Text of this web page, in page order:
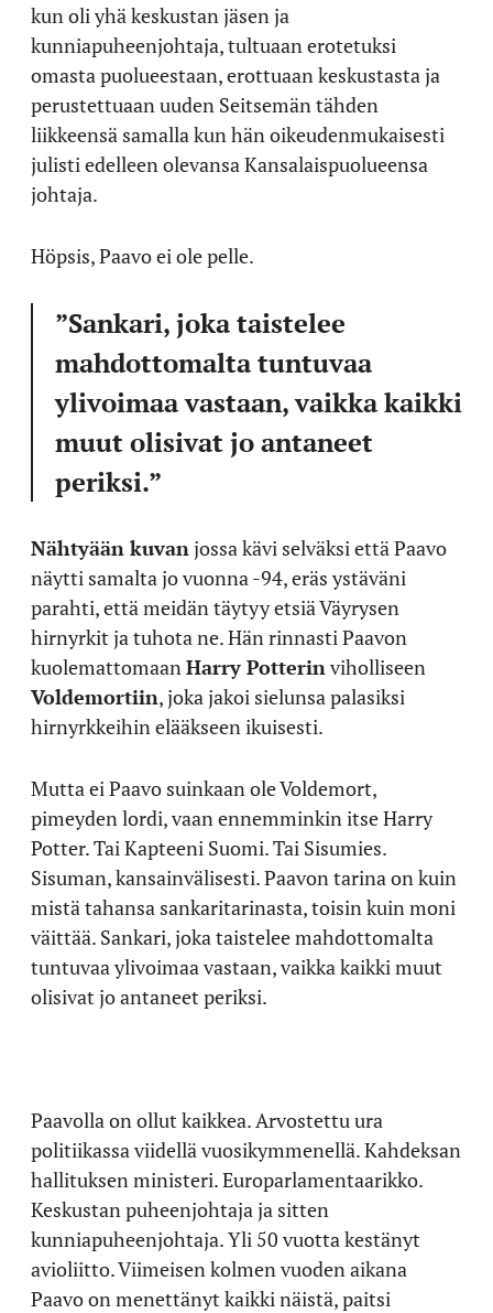
kun oli yhä keskustan jäsen ja
kunniapuheenjohtaja, tultuaan erotetuksi
omasta puolueestaan, erottuaan keskustasta ja
perustettuaan uuden Seitsemän tähden
liikkeensä samalla kun hän oikeudenmukaisesti
julisti edelleen olevansa Kansalaispuolueensa
johtaja.
Höpsis, Paavo ei ole pelle.
”Sankari, joka taistelee
mahdottomalta tuntuvaa
ylivoimaa vastaan, vaikka kaikki
muut olisivat jo antaneet
periksi.”
Nähtyään kuvanjossa kävi selväksi että Paavo
näytti samalta jo vuonna -94, eräs ystäväni
parahti, että meidän täytyy etsiä Väyrysen
hirnyrkit ja tuhota ne. Hän rinnasti Paavon
kuolemattomaanHarry Potterinviholliseen
Voldemortiin, joka jakoi sielunsa palasiksi
hirnyrkkeihin elääkseen ikuisesti.
Mutta ei Paavo suinkaan ole Voldemort,
pimeyden lordi, vaan ennemminkin itse Harry
Potter. Tai Kapteeni Suomi. Tai Sisumies.
Sisuman, kansainvälisesti. Paavon tarina on kuin
mistä tahansa sankaritarinasta, toisin kuin moni
väittää. Sankari, joka taistelee mahdottomalta
tuntuvaa ylivoimaa vastaan, vaikka kaikki muut
olisivat jo antaneet periksi.
Paavolla on ollut kaikkea. Arvostettu ura
politiikassa viidellä vuosikymmenellä. Kahdeksan
hallituksen ministeri. Europarlamentaarikko.
Keskustan puheenjohtaja ja sitten
kunniapuheenjohtaja. Yli 50 vuotta kestänyt
avioliitto. Viimeisen kolmen vuoden aikana
Paavo on menettänyt kaikki näistä, paitsi